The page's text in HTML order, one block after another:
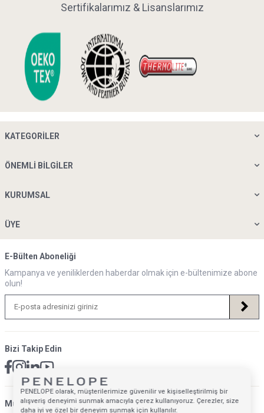
Sertifikalarımız & Lisanslarımız
KATEGORILER
ÖNEMLI BILGILER
KURUMSAL
ÜYE
E-Bülten Aboneliği
Kampanya ve yeniliklerden haberdar olmak için e-bültenimize abone
olun!
Bizi Takip Edin
Müsteri Hizmetleri İletişim Adresi
PENELOPE olarak, müşterilerimize güvenilir ve kişiselleştirilmiş bir
alışveriş deneyimi sunmak amacıyla çerez kullanıyoruz. Çerezler, size
daha iyi ve özel bir deneyim sunmak için kullanılır.